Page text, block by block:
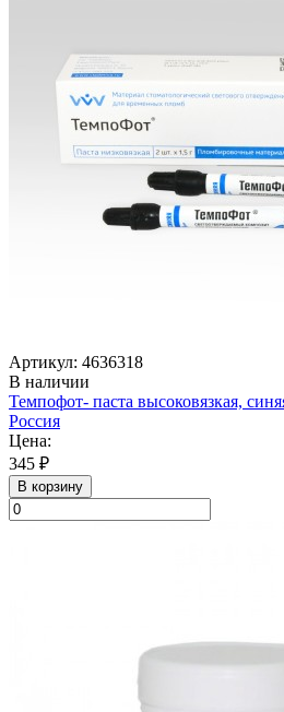
Артикул: 4636318
В наличии
Темпофот- паста высоковязкая,
Россия
Цена:
345 ₽
В корзину